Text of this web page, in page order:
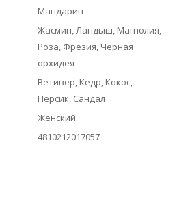
Мандарин
Жасмин, Ландыш, Магнолия,
Роза, Фрезия, Черная
орхидея
Ветивер, Кедр, Кокос,
Персик, Сандал
Женский
4810212017057